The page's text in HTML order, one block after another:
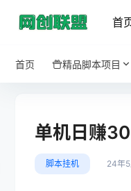
首
首页 精品脚本项目
单机日赚
脚本挂机 24年